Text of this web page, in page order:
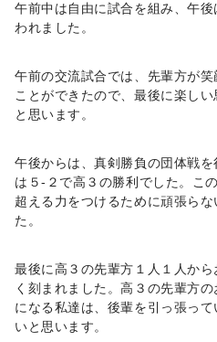
午前中は自由に試合を組み、午
われました。
午前の交流試合では、先輩方が
ことができたので、最後に楽し
と思います。
午後からは、真剣勝負の団体戦
は５-２で高３の勝利でした。こ
超える力をつけるために頑張ら
た。
最後に高３の先輩方１人１人か
く刻まれました。高３の先輩方
になる私達は、後輩を引っ張っ
いと思います。